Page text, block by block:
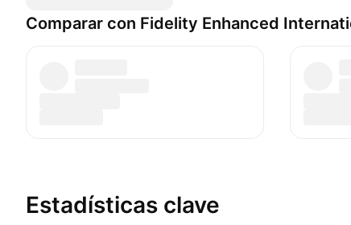
Comparar con Fidelity Enhanced
Estadísticas clave